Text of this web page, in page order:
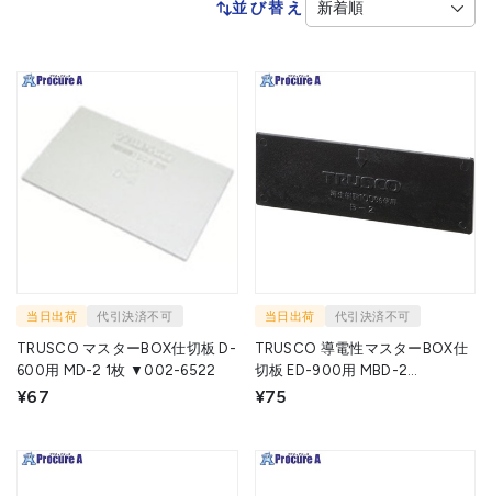
並び替え
当日出荷 代引決済不可
TRUSCO マスターBOX仕切板 D-
600用 MD-2 1枚 ▼002-6522
¥67
当日出荷 代引決済不可
TRUSCO 導電性マスターBOX仕
切板 ED-900用 MBD-2
¥75